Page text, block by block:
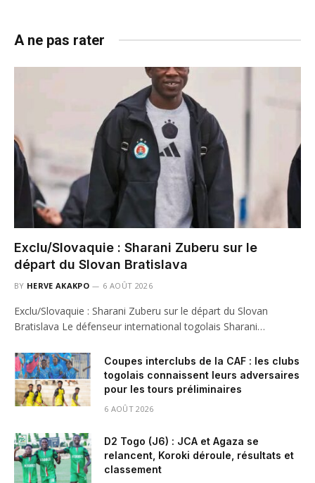
A ne pas rater
Exclu/Slovaquie : Sharani Zuberu sur le
départ du Slovan Bratislava
BY HERVE AKAKPO 6 AOÛT 2026
Exclu/Slovaquie : Sharani Zuberu sur le départ du Slovan
Bratislava Le défenseur international togolais Sharani…
Coupes interclubs de la CAF : les clubs
togolais connaissent leurs adversaires
pour les tours préliminaires
6 AOÛT 2026
D2 Togo (J6) : JCA et Agaza se
relancent, Koroki déroule, résultats et
classement